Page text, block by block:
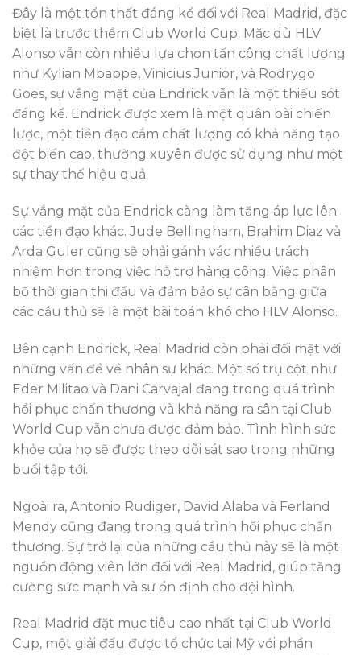
Đây là một tổn thất đáng kể đối với Real Madrid, đặc
biệt là trước thềm Club World Cup. Mặc dù HLV
Alonso vẫn còn nhiều lựa chọn tấn công chất lượng
như Kylian Mbappe, Vinicius Junior, và Rodrygo
Goes, sự vắng mặt của Endrick vẫn là một thiếu sót
đáng kể. Endrick được xem là một quân bài chiến
lược, một tiền đạo cắm chất lượng có khả năng tạo
đột biến cao, thường xuyên được sử dụng như một
sự thay thế hiệu quả.
Sự vắng mặt của Endrick càng làm tăng áp lực lên
các tiền đạo khác. Jude Bellingham, Brahim Diaz và
Arda Guler cũng sẽ phải gánh vác nhiều trách
nhiệm hơn trong việc hỗ trợ hàng công. Việc phân
bổ thời gian thi đấu và đảm bảo sự cân bằng giữa
các cầu thủ sẽ là một bài toán khó cho HLV Alonso.
Bên cạnh Endrick, Real Madrid còn phải đối mặt với
những vấn đề về nhân sự khác. Một số trụ cột như
Eder Militao và Dani Carvajal đang trong quá trình
hồi phục chấn thương và khả năng ra sân tại Club
World Cup vẫn chưa được đảm bảo. Tình hình sức
khỏe của họ sẽ được theo dõi sát sao trong những
buổi tập tới.
Ngoài ra, Antonio Rudiger, David Alaba và Ferland
Mendy cũng đang trong quá trình hồi phục chấn
thương. Sự trở lại của những cầu thủ này sẽ là một
nguồn động viên lớn đối với Real Madrid, giúp tăng
cường sức mạnh và sự ổn định cho đội hình.
Real Madrid đặt mục tiêu cao nhất tại Club World
Cup, một giải đấu được tổ chức tại Mỹ với phần